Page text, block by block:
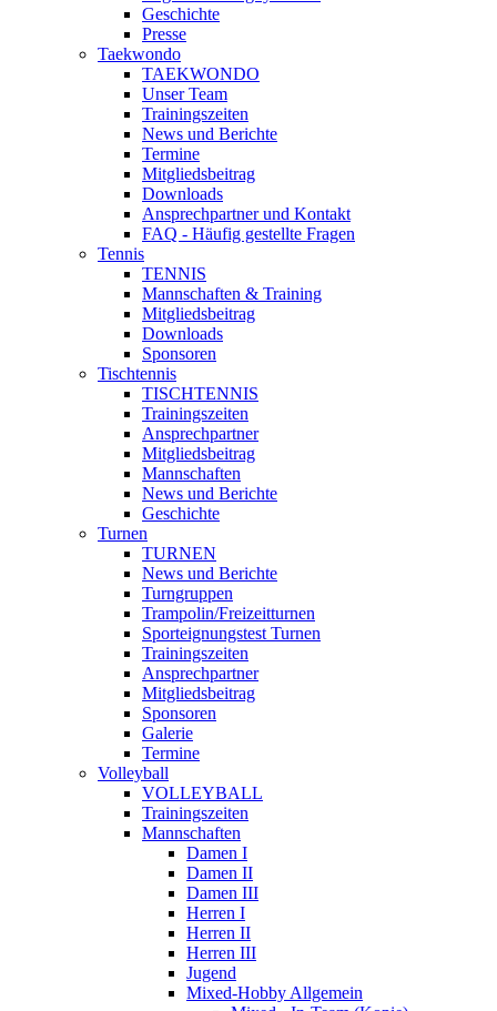
Geschichte
Presse
Taekwondo
TAEKWONDO
Unser Team
Trainingszeiten
News und Berichte
Termine
Mitgliedsbeitrag
Downloads
Ansprechpartner und Kontakt
FAQ - Häufig gestellte Fragen
Tennis
TENNIS
Mannschaften & Training
Mitgliedsbeitrag
Downloads
Sponsoren
Tischtennis
TISCHTENNIS
Trainingszeiten
Ansprechpartner
Mitgliedsbeitrag
Mannschaften
News und Berichte
Geschichte
Turnen
TURNEN
News und Berichte
Turngruppen
Trampolin/Freizeitturnen
Sporteignungstest Turnen
Trainingszeiten
Ansprechpartner
Mitgliedsbeitrag
Sponsoren
Galerie
Termine
Volleyball
VOLLEYBALL
Trainingszeiten
Mannschaften
Damen I
Damen II
Damen III
Herren I
Herren II
Herren III
Jugend
Mixed-Hobby Allgemein